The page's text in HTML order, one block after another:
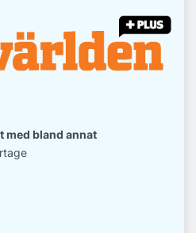
med bland annat